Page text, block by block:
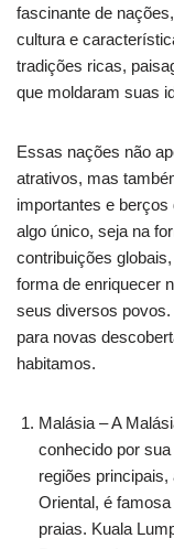
fascinante de
cultura e
tradições ricas,
que moldaram suas
Essas nações não
atrativos, mas
importantes e
algo único, seja na
contribuições
forma de enriquecer
seus diversos
para novas
habitamos.
Malásia – A
conhecido por
regiões
Oriental, é
praias. Kuala